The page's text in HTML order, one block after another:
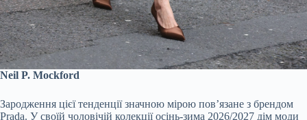
Neil P. Mockford
Зародження цієї тенденції значною мірою пов’язане з брендом
Prada. У своїй чоловічій колекції осінь-зима 2026/2027 дім моди